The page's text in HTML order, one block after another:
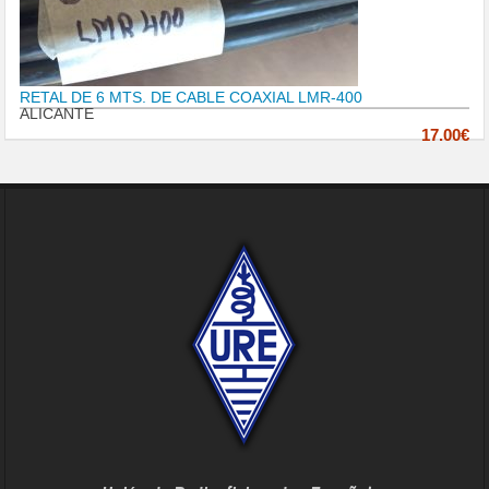
RETAL DE 6 MTS. DE CABLE COAXIAL LMR-400
ALICANTE
17.00€